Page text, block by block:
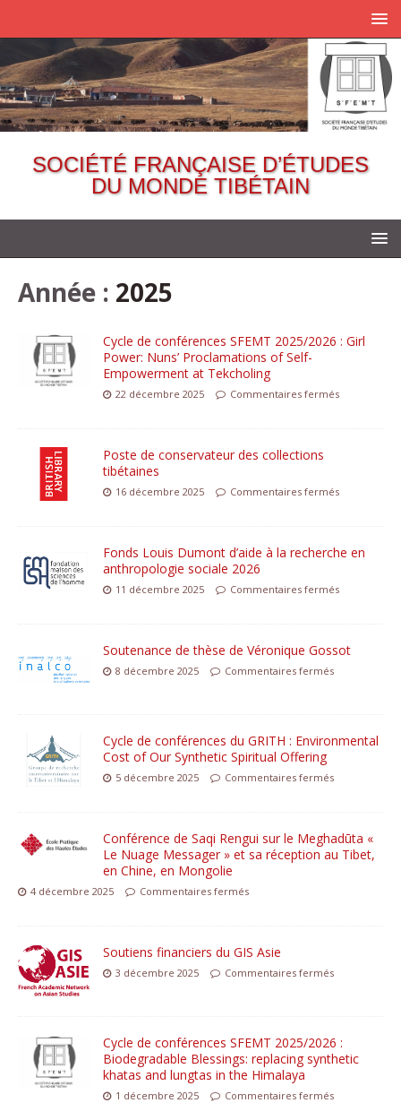
SOCIÉTÉ FRANÇAISE D’ÉTUDES
DU MONDE TIBÉTAIN
Année : 2025
Cycle de conférences SFEMT 2025/2026 : Girl
Power: Nuns’ Proclamations of Self-
Empowerment at Tekcholing
22 décembre 2025 Commentaires fermés
Poste de conservateur des collections
tibétaines
16 décembre 2025 Commentaires fermés
Fonds Louis Dumont d’aide à la recherche en
anthropologie sociale 2026
11 décembre 2025 Commentaires fermés
Soutenance de thèse de Véronique Gossot
8 décembre 2025 Commentaires fermés
Cycle de conférences du GRITH : Environmental
Cost of Our Synthetic Spiritual Offering
5 décembre 2025 Commentaires fermés
Conférence de Saqi Rengui sur le Meghadūta «
Le Nuage Messager » et sa réception au Tibet,
en Chine, en Mongolie
4 décembre 2025 Commentaires fermés
Soutiens financiers du GIS Asie
3 décembre 2025 Commentaires fermés
Cycle de conférences SFEMT 2025/2026 :
Biodegradable Blessings: replacing synthetic
khatas and lungtas in the Himalaya
1 décembre 2025 Commentaires fermés